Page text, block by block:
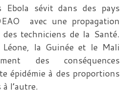
sévit dans des pays
avec une propagation
techniciens de la Santé.
la Guinée et le Mali
des conséquences
épidémie à des proportions
l’autre.